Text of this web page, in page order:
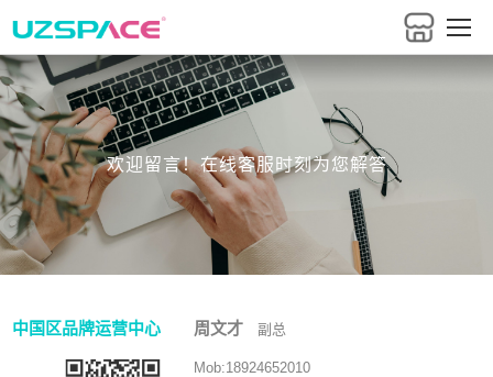
欢迎留言！在线客服时刻为您解答
中国区品牌运营中心 周文才 副总
Mob:18924652010